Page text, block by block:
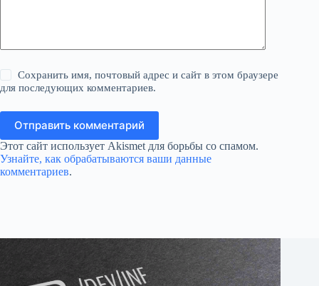
Сохранить имя, почтовый адрес и сайт в этом браузере
для последующих комментариев.
Отправить комментарий
Этот сайт использует Akismet для борьбы со спамом.
Узнайте, как обрабатываются ваши данные
комментариев.